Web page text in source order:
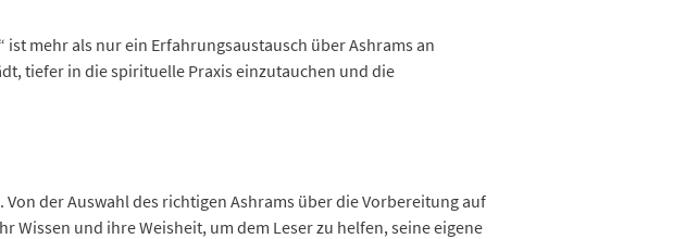
mehr als nur ein Erfahrungsaustausch über Ashrams an
tiefer in die spirituelle Praxis einzutauchen und die
der Auswahl des richtigen Ashrams über die Vorbereitung auf
und ihre Weisheit, um dem Leser zu helfen, seine eigene